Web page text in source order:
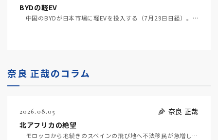
BYDの軽EV
中国のBYDが日本市場に軽EVを投入する（7月29日日経）。この報道について思うこと3つ。 一つ…
奈良 正哉のコラム
2026.08.05
奈良 正哉
北アフリカの絶望
モロッコから地続きのスペインの飛び地へ不法移民が急増していて、当地の大問題となっている。「海を泳い…